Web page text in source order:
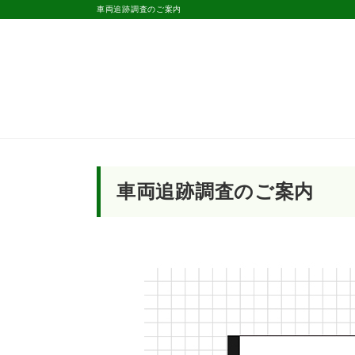
車両追跡調査のご案内
車両追跡調査のご案内